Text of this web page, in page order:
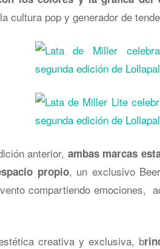
cultura pop y generador de
anterior, ambas marcas
propio, un exclusivo
compartiendo emociones,
creativa y exclusiva, b